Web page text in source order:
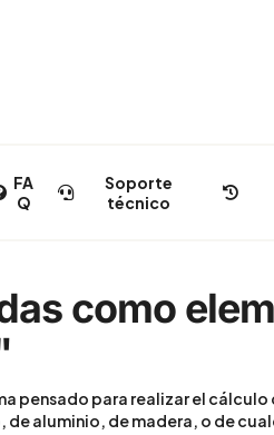
FA
Q
Soporte
técnico
como
pensado para realizar el
de aluminio, de madera, o de